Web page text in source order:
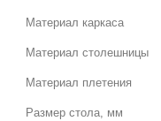
Материал каркаса
Материал столешницы
Материал плетения
Размер стола, мм